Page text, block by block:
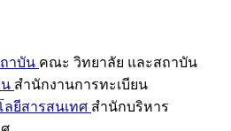
าบัน คณะ วิทยาลัย และสถาบัน
สำนักงานการทะเบียน
ยีสารสนเทศ สำนักบริหาร